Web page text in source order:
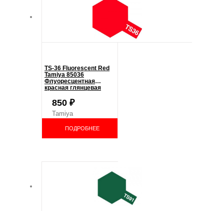
TS-36 Fluorescent Red
Tamiya 85036
Флуоресцентная
красная глянцевая
850 ₽
Tamiya
ПОДРОБНЕЕ